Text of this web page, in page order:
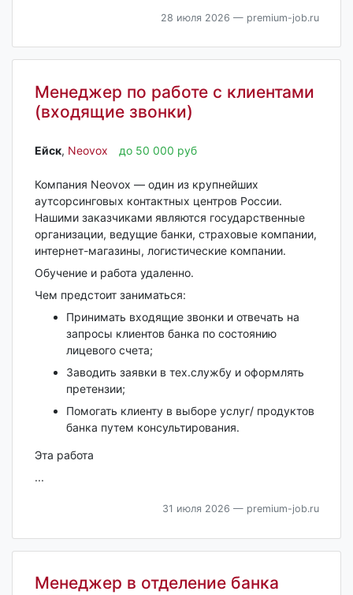
28 июля 2026 — premium-job.ru
Менеджер по работе с клиентами
(входящие звонки)
Ейск‎, Neovox до 50 000 руб
Компания Neovox — один из крупнейших
аутсорсинговых контактных центров России.
Нашими заказчиками являются государственные
организации, ведущие банки, страховые компании,
интернет-магазины, логистические компании.
Обучение и работа удаленно.
Чем предстоит заниматься:
Принимать входящие звонки и отвечать на
запросы клиентов банка по состоянию
лицевого счета;
Заводить заявки в тех.службу и оформлять
претензии;
Помогать клиенту в выборе услуг/ продуктов
банка путем консультирования.
Эта работа
...
31 июля 2026 — premium-job.ru
Менеджер в отделение банка